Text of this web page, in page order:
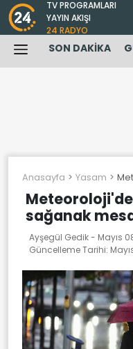
TV PROGRAMLARI
YAYIN AKIŞI
24 RADYO
SON DAKİKA
Anasayfa Yasam
sağanak
Ayşegül Gedik - Mayıs
Güncelleme Tarihi: